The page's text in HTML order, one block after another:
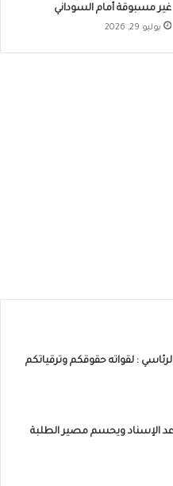
غير مسبوقة أمام السوداني
يوليو 29, 2026
: لقواته حقوقكم وترقياتكم
الإسناد ويحسم مصير الطلبة